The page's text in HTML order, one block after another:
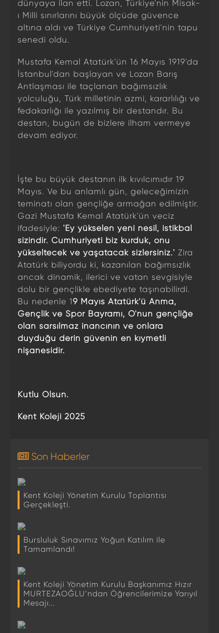
dünyaya ilan etti. Lozan, Türkiye'nin Misak-
ı Milli sınırlarını büyük ölçüde güvence
altına aldı ve Türkiye Cumhuriyeti'nin tapu
senedi oldu.
Mustafa Kemal Atatürk'ün 16 Mayıs 1919'da
İstanbul'dan başlayan ve Lozan Barış
Antlaşması ile taçlanan bağımsızlık
yolculuğu, Türk milletinin azmi, kararlılığı ve
fedakarlığı ile yazılmış bir destandır. Bu
destan, bugün de bizlere ilham vermeye
devam ediyor.
İşte bu büyük destanın ilk kıvılcımıdır 19
Mayıs. Ve bu anlamlı gün, geleceğimizin
teminatı olan gençliğe armağan edilmiştir.
Gazi Mustafa Kemal Atatürk'ün veciz
ifadesiyle: 'Ey yükselen yeni nesil, istikbal
sizindir. Cumhuriyeti biz kurduk, onu
yükseltecek ve yaşatacak sizlersiniz.' Zira
Atatürk biliyordu ki, kazanılan bağımsızlık
ancak dinamik, ilerici ve vatan sevgisiyle
dolu bir gençlikle ebediyete taşınabilirdi.
Bu nedenle 19 Mayıs Atatürk'ü Anma,
Gençlik ve Spor Bayramı, O'nun gençliğe
olan sarsılmaz inancının ve onlara
duyduğu derin güvenin en kıymetli
nişanesidir.
Kutlu Olsun.
Kent Koleji 2025
Son Haberler
Kent Koleji Yönetim Kurulu Toplantısı
Gerçekleşti.
Bursluluk Sınavımız Yoğun Katılım ile
Tamamlandı!
Kent Koleji Yönetim Kurulu Başkanımız Hızır
MURTEZAOĞLU’ndan Öğrencilerimize Yarıyıl
Mesajı...